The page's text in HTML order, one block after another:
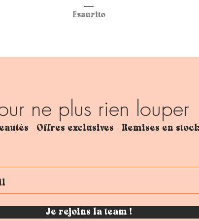
Esaurito
ne plus rien louper
- Offres exclusives - Remises en
Je rejoins la team !